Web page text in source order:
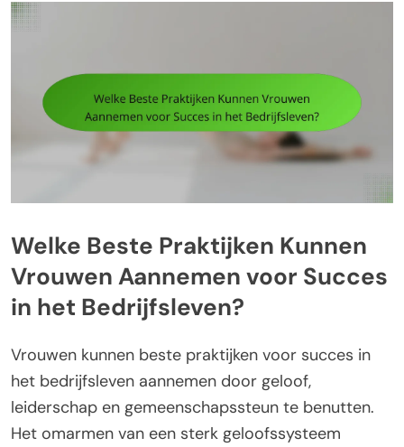
Welke Beste Praktijken Kunnen
Vrouwen Aannemen voor Succes
in het Bedrijfsleven?
Vrouwen kunnen beste praktijken voor succes in
het bedrijfsleven aannemen door geloof,
leiderschap en gemeenschapssteun te benutten.
Het omarmen van een sterk geloofssysteem